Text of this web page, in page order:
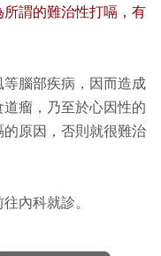
謂的難治性打嗝，有
腦部疾病，因而造成
瘤，乃至於心因性的
原因，否則就很難治
內科就診。